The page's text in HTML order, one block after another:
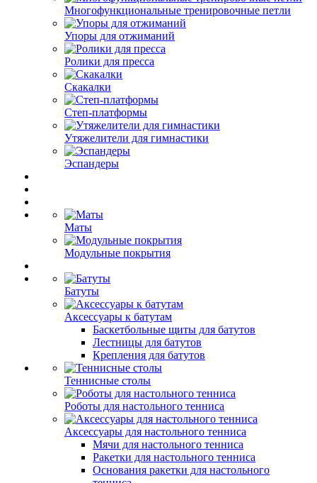
Многофункциональные тренировочные петли
Упоры для отжиманий
Ролики для пресса
Скакалки
Степ-платформы
Утяжелители для гимнастики
Эспандеры
Маты
Модульные покрытия
Батуты
Аксессуары к батутам
Баскетбольные щиты для батутов
Лестницы для батутов
Крепления для батутов
Теннисные столы
Роботы для настольного тенниса
Аксессуары для настольного тенниса
Мячи для настольного тенниса
Ракетки для настольного тенниса
Основания ракетки для настольного